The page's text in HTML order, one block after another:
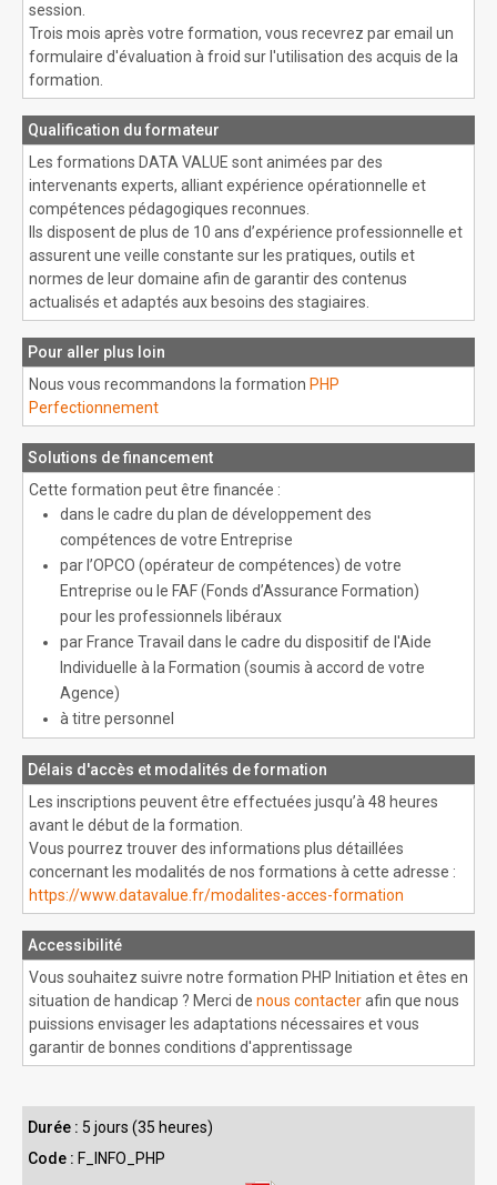
session.
Trois mois après votre formation, vous recevrez par email un
formulaire d'évaluation à froid sur l'utilisation des acquis de la
formation.
Qualification du formateur
Les formations DATA VALUE sont animées par des
intervenants experts, alliant expérience opérationnelle et
compétences pédagogiques reconnues.
Ils disposent de plus de 10 ans d’expérience professionnelle et
assurent une veille constante sur les pratiques, outils et
normes de leur domaine afin de garantir des contenus
actualisés et adaptés aux besoins des stagiaires.
Pour aller plus loin
Nous vous recommandons la formation PHP
Perfectionnement
Solutions de financement
Cette formation peut être financée :
dans le cadre du plan de développement des
compétences de votre Entreprise
par l’OPCO (opérateur de compétences) de votre
Entreprise ou le FAF (Fonds d’Assurance Formation)
pour les professionnels libéraux
par France Travail dans le cadre du dispositif de l'Aide
Individuelle à la Formation (soumis à accord de votre
Agence)
à titre personnel
Délais d'accès et modalités de formation
Les inscriptions peuvent être effectuées jusqu’à 48 heures
avant le début de la formation.
Vous pourrez trouver des informations plus détaillées
concernant les modalités de nos formations à cette adresse :
https://www.datavalue.fr/modalites-acces-formation
Accessibilité
Vous souhaitez suivre notre formation PHP Initiation et êtes en
situation de handicap ? Merci de nous contacterafin que nous
puissions envisager les adaptations nécessaires et vous
garantir de bonnes conditions d'apprentissage
Durée : 5 jours (35 heures)
Code : F_INFO_PHP